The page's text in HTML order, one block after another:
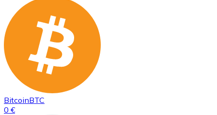
BitcoinBTC
0 €